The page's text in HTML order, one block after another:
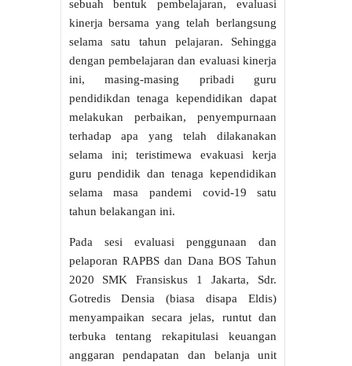
sebuah bentuk pembelajaran, evaluasi
kinerja bersama yang telah berlangsung
selama satu tahun pelajaran. Sehingga
dengan pembelajaran dan evaluasi kinerja
ini, masing-masing pribadi guru
pendidikdan tenaga kependidikan dapat
melakukan perbaikan, penyempurnaan
terhadap apa yang telah dilakanakan
selama ini; teristimewa evakuasi kerja
guru pendidik dan tenaga kependidikan
selama masa pandemi covid-19 satu
tahun belakangan ini.
Pada sesi evaluasi penggunaan dan
pelaporan RAPBS dan Dana BOS Tahun
2020 SMK Fransiskus 1 Jakarta, Sdr.
Gotredis Densia (biasa disapa Eldis)
menyampaikan secara jelas, runtut dan
terbuka tentang rekapitulasi keuangan
anggaran pendapatan dan belanja unit